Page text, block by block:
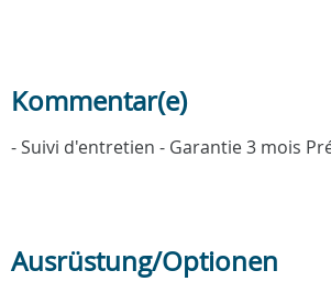
Kommentar(e)
- Suivi d'entretien - Garantie 3 mois
Ausrüstung/Optionen